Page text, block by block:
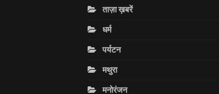
ताज़ा ख़बरें
धर्म
पर्यटन
मथुरा
मनोरंजन